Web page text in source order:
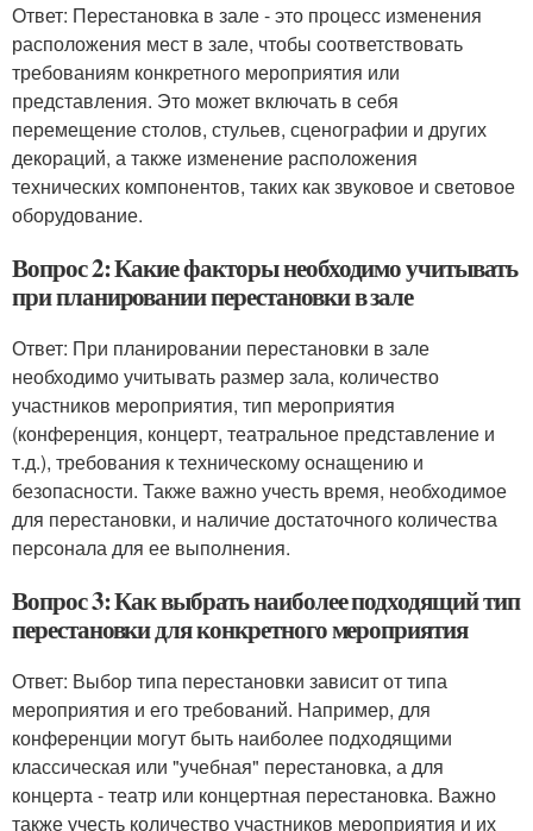
Ответ: Перестановка в зале - это процесс изменения
расположения мест в зале, чтобы соответствовать
требованиям конкретного мероприятия или
представления. Это может включать в себя
перемещение столов, стульев, сценографии и других
декораций, а также изменение расположения
технических компонентов, таких как звуковое и световое
оборудование.
Вопрос 2: Какие факторы необходимо учитывать
при планировании перестановки в зале
Ответ: При планировании перестановки в зале
необходимо учитывать размер зала, количество
участников мероприятия, тип мероприятия
(конференция, концерт, театральное представление и
т.д.), требования к техническому оснащению и
безопасности. Также важно учесть время, необходимое
для перестановки, и наличие достаточного количества
персонала для ее выполнения.
Вопрос 3: Как выбрать наиболее подходящий тип
перестановки для конкретного мероприятия
Ответ: Выбор типа перестановки зависит от типа
мероприятия и его требований. Например, для
конференции могут быть наиболее подходящими
классическая или "учебная" перестановка, а для
концерта - театр или концертная перестановка. Важно
также учесть количество участников мероприятия и их